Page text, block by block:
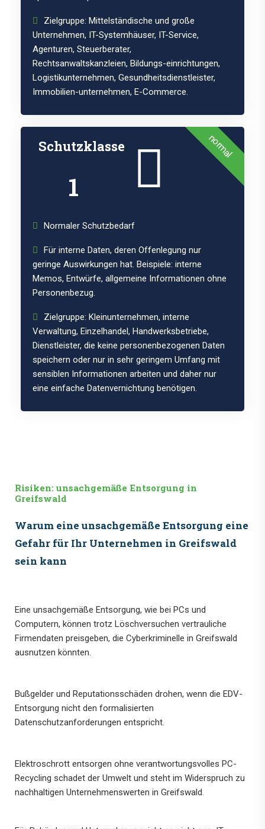
Zielgruppe: Mittelständische und große
Unternehmen, IT-Systemhäuser, IT-Service,
Agenturen, Steuerberater,
Rechtsanwaltskanzleien, Bildungs-einrichtungen,
Logistikunternehmen, Gesundheitsdienstleister,
Immobilien-unternehmen, E-Commerce.
normal
Schutzklasse
1
Normaler Schutzbedarf
Für interne Daten, deren Offenlegung nur
geringe Auswirkungen hat. Beispiele: interne
Memos, Entwürfe, allgemeine Informationen ohne
Personenbezug.
Zielgruppe: Kleinunternehmen, interne
Verwaltung, Einzelhandel, Handwerksbetriebe,
Dienstleister, die keine personenbezogenen Daten
speichern oder nur in sehr geringem Umfang mit
sensiblen Informationen arbeiten und daher nur
eine einfache Datenvernichtung benötigen.
Risiken: unsachgemäße Entsorgung in
Greifswald
Warum eine unsachgemäße Entsorgung eine
Gefahr für Ihr Unternehmen in Greifswald
sein kann
Eine unsachgemäße Entsorgung, wie bei PCs und
Computern, können trotz Löschversuchen vertrauliche
Firmendaten preisgeben, die Cyberkriminelle in Greifswald
ausnutzen könnten.
Bußgelder und Reputationsschäden drohen, wenn die EDV-
Entsorgung nicht den formalisierten
Datenschutzanforderungen entspricht.
Elektroschrott entsorgen ohne verantwortungsvolles PC-
Recycling schadet der Umwelt und steht im Widerspruch zu
nachhaltigen Unternehmenswerten in Greifswald.